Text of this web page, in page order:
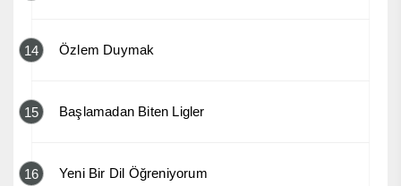
14 Özlem Duymak
15 Başlamadan Biten Ligler
16 Yeni Bir Dil Öğreniyorum